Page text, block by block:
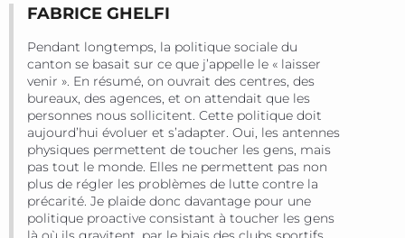
FABRICE GHELFI
Pendant longtemps, la politique sociale du
canton se basait sur ce que j’appelle le « laisser
venir ». En résumé, on ouvrait des centres, des
bureaux, des agences, et on attendait que les
personnes nous sollicitent. Cette politique doit
aujourd’hui évoluer et s’adapter. Oui, les antennes
physiques permettent de toucher les gens, mais
pas tout le monde. Elles ne permettent pas non
plus de régler les problèmes de lutte contre la
précarité. Je plaide donc davantage pour une
politique proactive consistant à toucher les gens